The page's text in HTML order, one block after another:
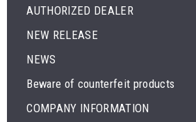
AUTHORIZED DEALER
NEW RELEASE
NEWS
Beware of counterfeit products
COMPANY INFORMATION